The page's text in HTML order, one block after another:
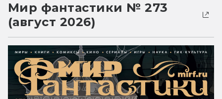
Мир фантастики № 273
(август 2026)